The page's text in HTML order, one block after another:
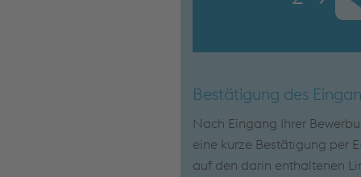
Bestätigung des
Nach Eingang Ihrer
eine kurze Bestätigung per
auf den darin enthaltenen